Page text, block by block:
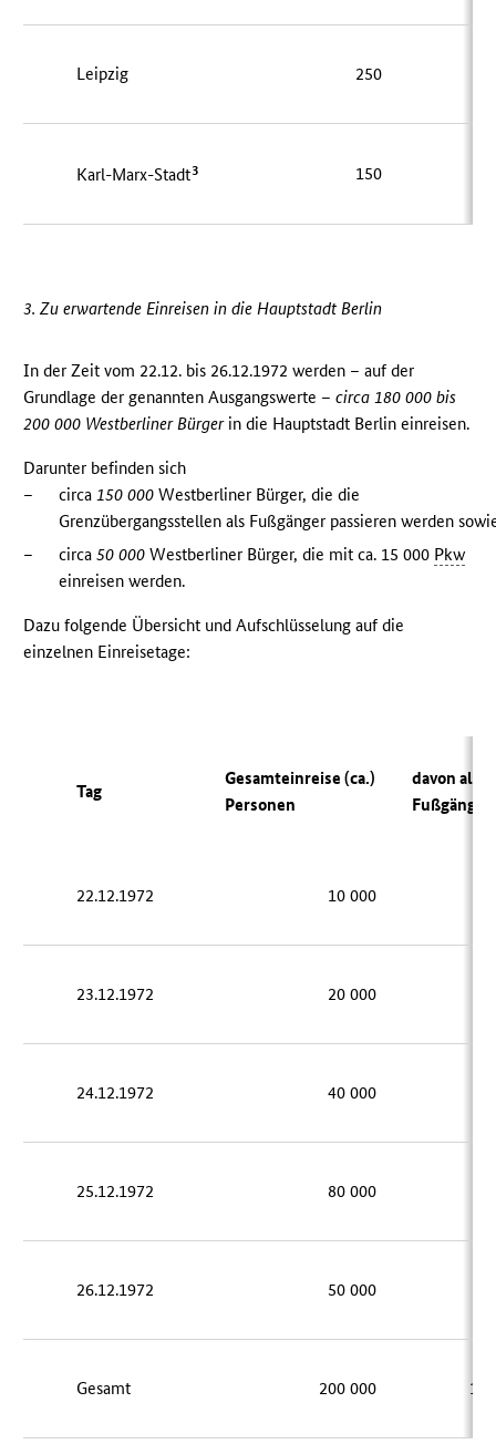
Leipzig 250
Karl-Marx-Stadt3 150
3. Zu erwartende Einreisen in die Hauptstadt Berlin
In der Zeit vom 22.12. bis 26.12.1972 werden – auf der
Grundlage der genannten Ausgangswerte –circa 180 000 bis
200 000 Westberliner Bürger in die Hauptstadt Berlin einreisen.
Darunter befinden sich
–
circa150 000 Westberliner Bürger, die die
Grenzübergangsstellen als Fußgänger passieren werden
–
circa50 000 Westberliner Bürger, die mit ca. 15 000 Pkw
einreisen werden.
Dazu folgende Übersicht und Aufschlüsselung auf die
einzelnen Einreisetage:
Tag
Gesamteinreise (ca.)
Personen
davon als
Fußgänger
22.12.1972 10 000
23.12.1972 20 000
24.12.1972 40 000
25.12.1972 80 000
26.12.1972 50 000
Gesamt 200 000